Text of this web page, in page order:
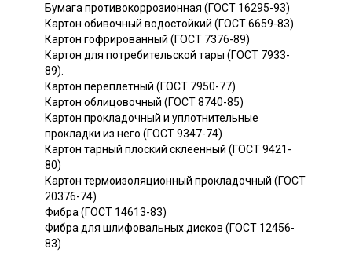
Бумага противокоррозионная (ГОСТ 16295-93)
Картон обивочный водостойкий (ГОСТ 6659-83)
Картон гофрированный (ГОСТ 7376-89)
Картон для потребительской тары (ГОСТ 7933-
89).
Картон переплетный (ГОСТ 7950-77)
Картон облицовочный (ГОСТ 8740-85)
Картон прокладочный и уплотнительные
прокладки из него (ГОСТ 9347-74)
Картон тарный плоский склеенный (ГОСТ 9421-
80)
Картон термоизоляционный прокладочный (ГОСТ
20376-74)
Фибра (ГОСТ 14613-83)
Фибра для шлифовальных дисков (ГОСТ 12456-
83)